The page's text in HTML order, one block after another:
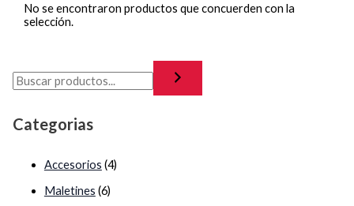
Categorias
Accesorios (4)
Maletines (6)
No se encontraron productos que concuerden con la
selección.